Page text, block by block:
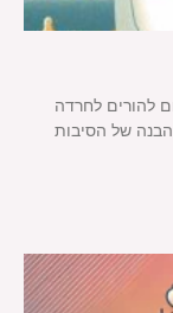
להורים לחרדה
של הסיבות